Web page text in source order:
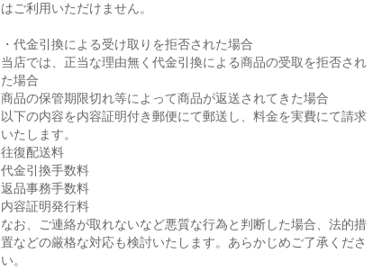
はご利用いただけません。
・代金引換による受け取りを拒否された場合
当店では、正当な理由無く代金引換による商品の受取を拒否され
た場合
商品の保管期限切れ等によって商品が返送されてきた場合
以下の内容を内容証明付き郵便にて郵送し、料金を実費にて請求
いたします。
往復配送料
代金引換手数料
返品事務手数料
内容証明発行料
なお、ご連絡が取れないなど悪質な行為と判断した場合、法的措
置などの厳格な対応も検討いたします。あらかじめご了承くださ
い。